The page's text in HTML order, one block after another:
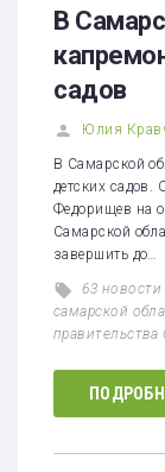
В
садов
Юлия
В Самарской
детских садов.
Федорищев на
Самарской
завершить до…
63 новости
самарской
правительства